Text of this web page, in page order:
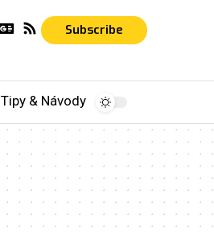
Subscribe
Tipy & Návody